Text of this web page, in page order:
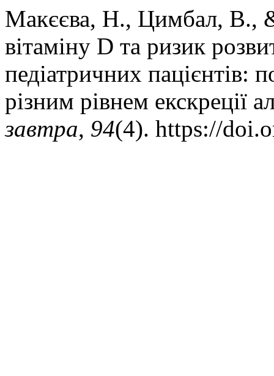
Макєєва, Н., Цимбал, В.,
вітаміну D та ризик
педіатричних пацієнтів:
різним рівнем екскреції
завтра, 94(4). https://